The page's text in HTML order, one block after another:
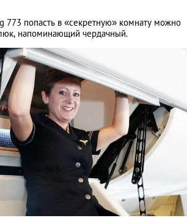
773 попасть в «секретную» комнату можно
напоминающий чердачный.